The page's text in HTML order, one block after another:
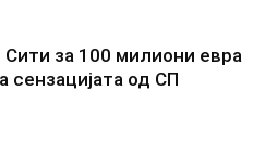
за 100 милиони евра
сензацијата од СП